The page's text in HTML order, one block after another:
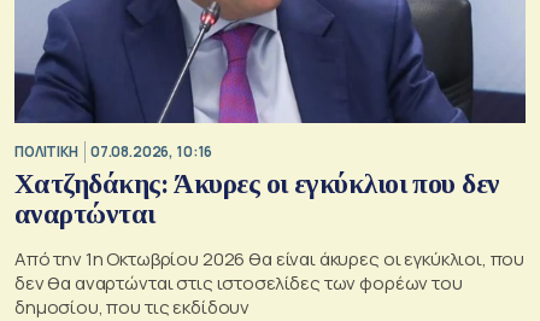
ΠΟΛΙΤΙΚΗ 07.08.2026, 10:16
Χατζηδάκης: Άκυρες οι εγκύκλιοι που δεν
αναρτώνται
Από την 1η Οκτωβρίου 2026 θα είναι άκυρες οι εγκύκλιοι, που
δεν θα αναρτώνται στις ιστοσελίδες των φορέων του
δημοσίου, που τις εκδίδουν